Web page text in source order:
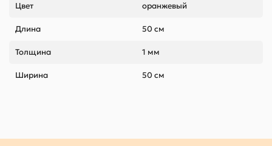
Цвет оранжевый
Длина 50 см
Толщина 1 мм
Ширина 50 см